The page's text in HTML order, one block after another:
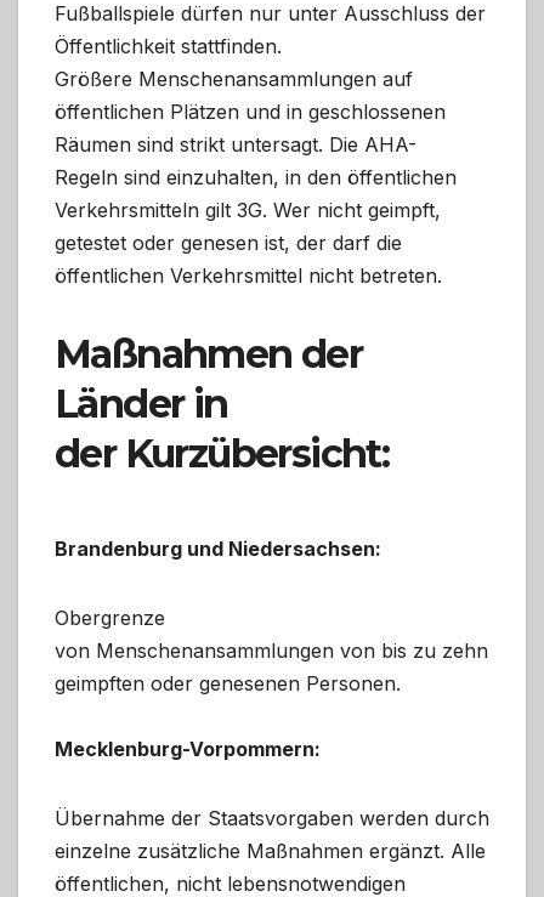
Fußballspiele dürfen nur unter Ausschluss der
Öffentlichkeit stattfinden.
Größere Menschenansammlungen auf
öffentlichen Plätzen und in geschlossenen
Räumen sind strikt untersagt. Die AHA-
Regeln sind einzuhalten, in den öffentlichen
Verkehrsmitteln gilt 3G. Wer nicht geimpft,
getestet oder genesen ist, der darf die
öffentlichen Verkehrsmittel nicht betreten.
Maßnahmen der
Länder in
der Kurzübersicht:
Brandenburg und Niedersachsen:
Obergrenze
von Menschenansammlungen von bis zu zehn
geimpften oder genesenen Personen.
Mecklenburg-Vorpommern:
Übernahme der Staatsvorgaben werden durch
einzelne zusätzliche Maßnahmen ergänzt. Alle
öffentlichen, nicht lebensnotwendigen